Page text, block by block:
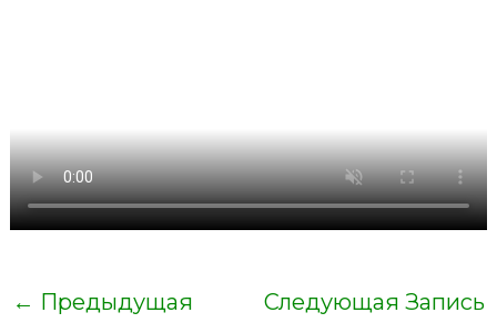
← Предыдущая
Следующая Запись